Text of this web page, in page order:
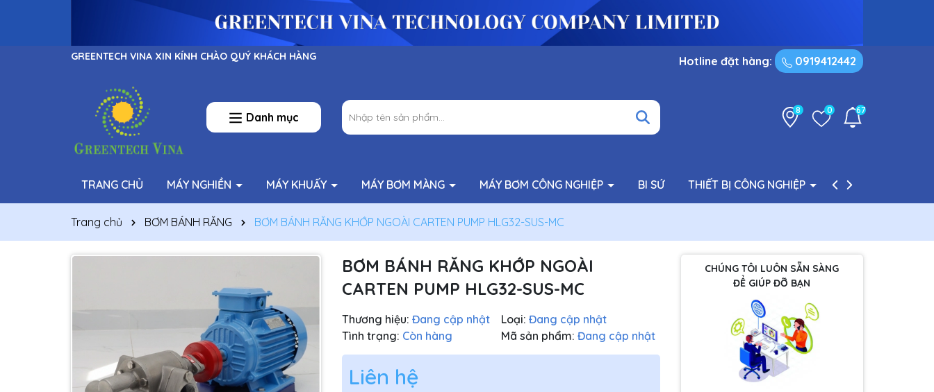
GREENTECH VINA XIN KÍNH CHÀO QUÝ KHÁCH HÀNG Hotline đặt hàng: 0919412442
Danh mục
8 0 67
TRANG CHỦ MÁY NGHIỀN MÁY KHUẤY MÁY BƠM MÀNG MÁY BƠM CÔNG NGHIỆP BI SỨ THIẾT BỊ CÔNG NGHIỆP PHỤ TÙNG BƠM
Trang chủ BƠM BÁNH RĂNG BƠM BÁNH RĂNG KHỚP NGOÀI CARTEN PUMP HLG32-SUS-MC
BƠM BÁNH RĂNG KHỚP NGOÀI
CARTEN PUMP HLG32-SUS-MC
Thương hiệu: Đang cập nhật Loại: Đang cập nhật
Tình trạng: Còn hàng Mã sản phẩm: Đang cập nhật
Liên hệ
CHÚNG TÔI LUÔN SẴN SÀNG
ĐỂ GIÚP ĐỠ BẠN